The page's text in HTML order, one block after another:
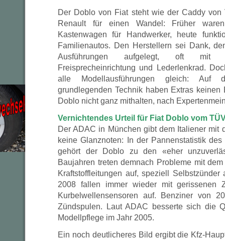
Der Doblo von Fiat steht wie der Caddy
Renault für einen Wandel: Früher
Kastenwagen für Handwerker, heute
Familienautos. Den Herstellern sei Dank,
Ausführungen aufgelegt, oft mit
Freisprecheinrichtung und Lederlenkrad.
alle Modellausführungen gleich: Auf
grundlegenden Technik haben Extras
Doblo nicht ganz mithalten, nach
Vernichtendes Urteil für Fiat Doblo vom
Der ADAC in München gibt dem Italiener mit
keine Glanznoten: In der Pannenstatistik
gehört der Doblo zu den «eher
Baujahren treten demnach Probleme mit
Kraftstoffleitungen auf, speziell
2008 fallen immer wieder mit gerissenen
Kurbelwellensensoren auf. Benziner von
Zündspulen. Laut ADAC besserte sich die
Modellpflege im Jahr 2005.
Ein noch deutlicheres Bild ergibt die Kfz-